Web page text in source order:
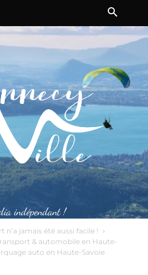
indépendant !
n’a jamais été aussi facile !
& automobile en Haute-
auto en Haute-Savoie